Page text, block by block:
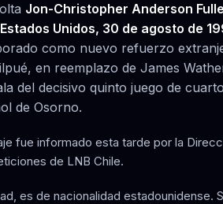
Jon-Christopher Anderson
Unidos, 30 de agosto de
como nuevo refuerzo
en reemplazo de James
del decisivo quinto juego de
de Osorno.
fue informado esta tarde por la
de LNB Chile.
es de nacionalidad estadounidense.